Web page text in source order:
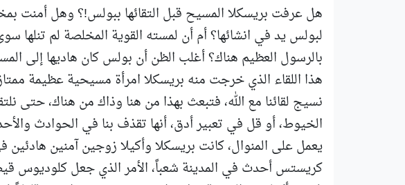
هل عرفت بريسكلا المسيح قبل التقائها ببولس!؟ وهل أمنت
لبولس يد في انشائها؟ أم أن لمسته القوية المخلصة لم
بالرسول العظيم هناك؟ أغلب الظن أن بولس كان هاديها إلى
هذا اللقاء الذي خرجت منه بريسكلا امرأة مسيحية عظيمة
نسيج لقائنا مع الله، فتبعث بهذا من هنا وذاك من هناك، حتى
الخيوط، أو قل في تعبير أدق، أنها تقذف بنا في الحوادث
يعمل على المنوال، كانت بريسكلا وأكيلا زوجين آمنين هادئين